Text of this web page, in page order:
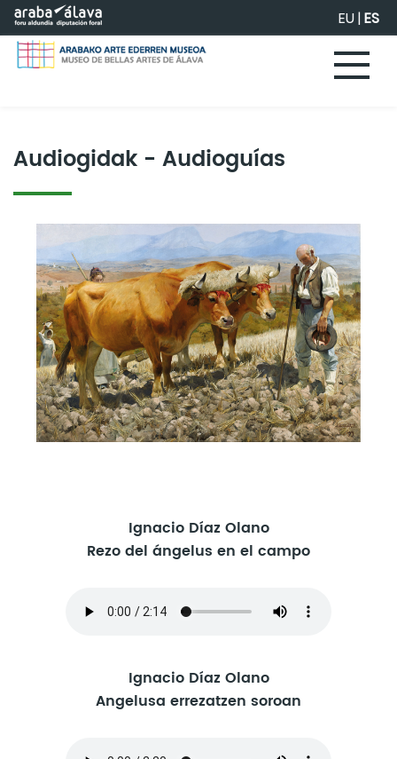
Saltar al contenido principal EU|ES
Audiogidak - Audioguías
Ignacio Díaz Olano
Rezo del ángelus en el campo
Ignacio Díaz Olano
Angelusa errezatzen soroan